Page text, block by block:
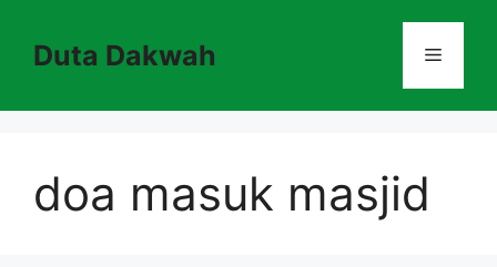
contentDuta Dakwah Menu
doa masuk masjid